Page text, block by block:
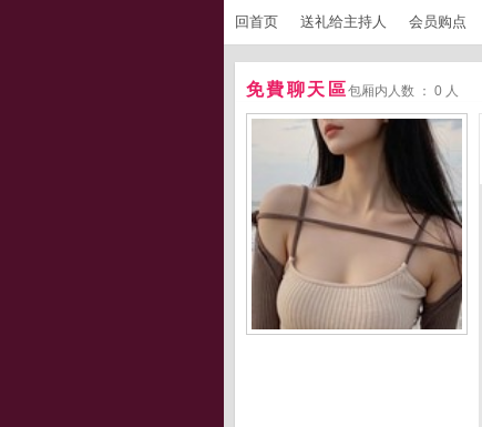
回首页 送礼给主持人 会员购点
免費聊天區包厢内人数 ： 0 人